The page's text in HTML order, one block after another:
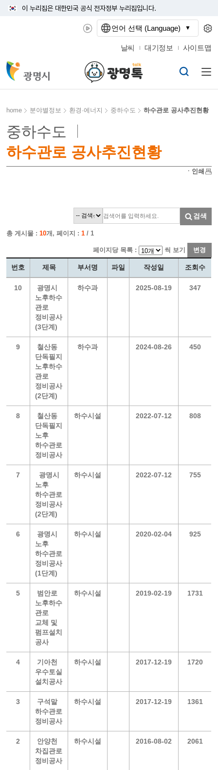
이 누리집은 대한민국 공식 전자정부 누리집입니다.
날씨 대기정보 사이트맵
home 분야별정보 환경·에너지 중하수도 하수관로 공사추진현황
중하수도
하수관로 공사추진현황
ㆍ인쇄
검색
총 게시물 :10개, 페이지 :1 / 1
페이지당 목록 : 씩 보기 변경
번호 제목 부서명 파일 작성일 조회수
10
광명시
노후하수
관로
정비공사
(3단계)
하수과 2025-08-19 347
9
철산동
단독필지
노후하수
관로
정비공사
(2단계)
하수과 2024-08-26 450
8
철산동
단독필지
노후
하수관로
정비공사
하수시설 2022-07-12 808
7
광명시
노후
하수관로
정비공사
(2단계)
하수시설 2022-07-12 755
6
광명시
노후
하수관로
정비공사
(1단계)
하수시설 2020-02-04 925
5
범안로
노후하수
관로
교체 및
펌프설치
공사
하수시설 2019-02-19 1731
4
기아천
우수토실
설치공사
하수시설 2017-12-19 1720
3
구석말
하수관로
정비공사
하수시설 2017-12-19 1361
2
안양천
차집관로
정비공사
하수시설 2016-08-02 2061
언어 선택 (Language)